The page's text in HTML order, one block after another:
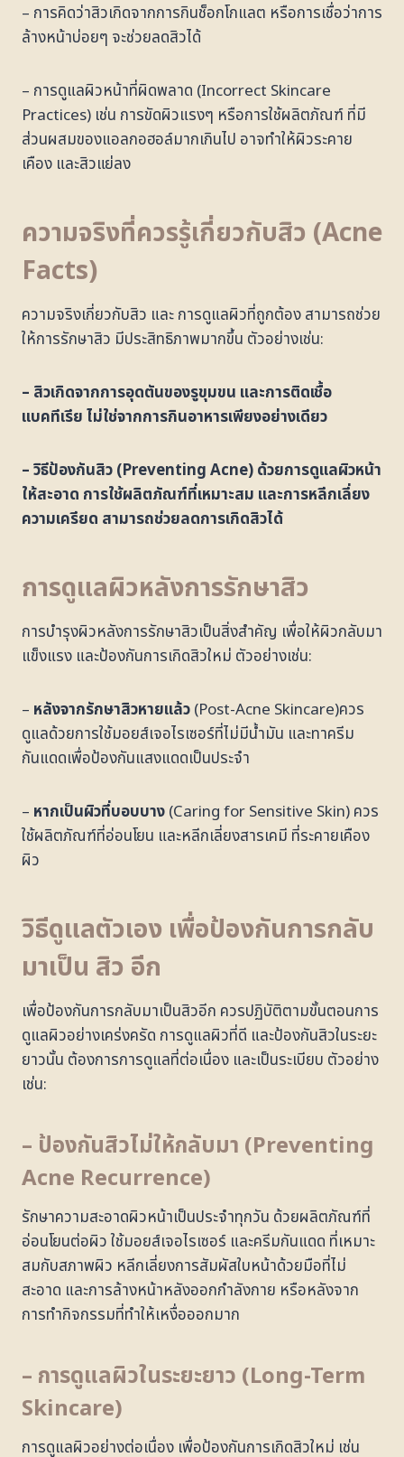
– การคิดว่าสิวเกิดจากการกินช็อกโกแลต หรือการเชื่อว่าการ
ล้างหน้าบ่อยๆ จะช่วยลดสิวได้
– การดูแลผิวหน้าที่ผิดพลาด (Incorrect Skincare
Practices) เช่น การขัดผิวแรงๆ หรือการใช้ผลิตภัณฑ์ ที่มี
ส่วนผสมของแอลกอฮอล์มากเกินไป อาจทำให้ผิวระคาย
เคือง และสิวแย่ลง
ความจริงที่ควรรู้เกี่ยวกับสิว (Acne
Facts)
ความจริงเกี่ยวกับสิว และ การดูแลผิวที่ถูกต้อง สามารถช่วย
ให้การรักษาสิว มีประสิทธิภาพมากขึ้น ตัวอย่างเช่น:
– สิวเกิดจากการอุดตันของรูขุมขน และการติดเชื้อ
แบคทีเรีย ไม่ใช่จากการกินอาหารเพียงอย่างเดียว
– วิธีป้องกันสิว (Preventing Acne) ด้วยการดูแลผิวหน้า
ให้สะอาด การใช้ผลิตภัณฑ์ที่เหมาะสม และการหลีกเลี่ยง
ความเครียด สามารถช่วยลดการเกิดสิวได้
การดูแลผิวหลังการรักษาสิว
การบำรุงผิวหลังการรักษาสิวเป็นสิ่งสำคัญ เพื่อให้ผิวกลับมา
แข็งแรง และป้องกันการเกิดสิวใหม่ ตัวอย่างเช่น:
– หลังจากรักษาสิวหายแล้ว(Post-Acne Skincare)ควร
ดูแลด้วยการใช้มอยส์เจอไรเซอร์ที่ไม่มีน้ำมัน และทาครีม
กันแดดเพื่อป้องกันแสงแดดเป็นประจำ
– หากเป็นผิวที่บอบบาง(Caring for Sensitive Skin) ควร
ใช้ผลิตภัณฑ์ที่อ่อนโยน และหลีกเลี่ยงสารเคมี ที่ระคายเคือง
ผิว
วิธีดูแลตัวเอง เพื่อป้องกันการกลับ
มาเป็น สิว อีก
เพื่อป้องกันการกลับมาเป็นสิวอีก ควรปฏิบัติตามขั้นตอนการ
ดูแลผิวอย่างเคร่งครัด การดูแลผิวที่ดี และป้องกันสิวในระยะ
ยาวนั้น ต้องการการดูแลที่ต่อเนื่อง และเป็นระเบียบ ตัวอย่าง
เช่น:
– ป้องกันสิวไม่ให้กลับมา (Preventing
Acne Recurrence)
รักษาความสะอาดผิวหน้าเป็นประจำทุกวัน ด้วยผลิตภัณฑ์ที่
อ่อนโยนต่อผิว ใช้มอยส์เจอไรเซอร์ และครีมกันแดด ที่เหมาะ
สมกับสภาพผิว หลีกเลี่ยงการสัมผัสใบหน้าด้วยมือที่ไม่
สะอาด และการล้างหน้าหลังออกกำลังกาย หรือหลังจาก
การทำกิจกรรมที่ทำให้เหงื่อออกมาก
– การดูแลผิวในระยะยาว (Long-Term
Skincare)
การดูแลผิวอย่างต่อเนื่อง เพื่อป้องกันการเกิดสิวใหม่ เช่น